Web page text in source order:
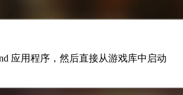
应用程序，然后直接从游戏库中启动